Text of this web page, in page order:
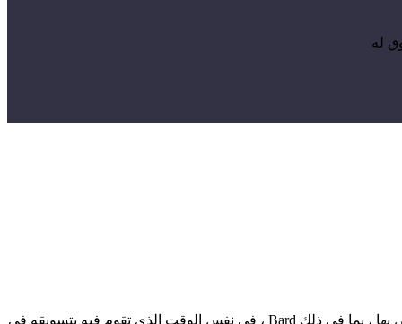
له
قال أربعة أشخاص مطلعين على الأمر لرويترز إن شركة ألفابت المالكة لجوجل تحذر الموظفين من كيفية استخدامهم لبرنامج الدردشة الخاص بها ، بما في ذلك Bard ، في نفس الوقت الذي تقوم فيه بتسويقه في